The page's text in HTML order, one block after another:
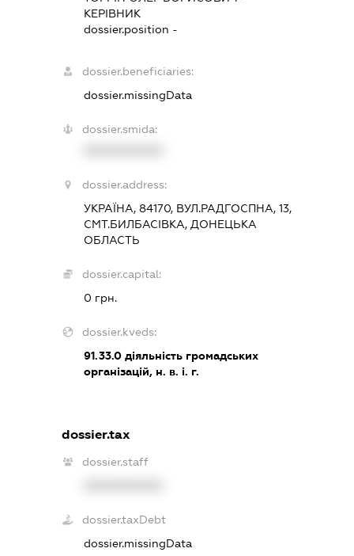
КЕРІВНИК
dossier.position -
dossier.beneficiaries:
dossier.missingData
dossier.smida:
dossier.address:
УКРАЇНА, 84170, ВУЛ.РАДГОСПНА, 13,
СМТ.БИЛБАСІВКА, ДОНЕЦЬКА
ОБЛАСТЬ
dossier.capital:
0 грн.
dossier.kveds:
91.33.0 діяльність громадських
організацій, н. в. і. г.
dossier.tax
dossier.staff
dossier.taxDebt
dossier.missingData